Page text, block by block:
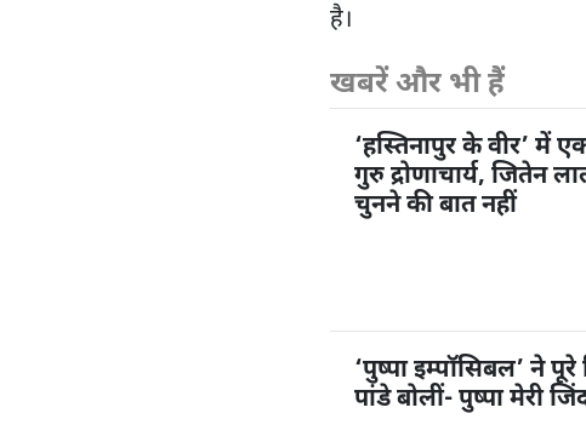
है।
खबरें और भी हैं
‘हस्तिनापुर के वीर’ में
गुरु द्रोणाचार्य, जितेन
चुनने की बात नहीं
‘पुष्पा इम्पॉसिबल’ ने
पांडे बोलीं- पुष्पा मेरी